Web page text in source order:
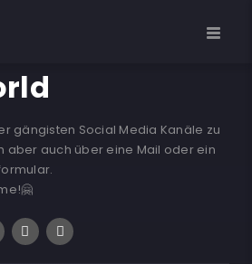
gängisten Social Media Kanäle zu
aber auch über eine Mail oder ein